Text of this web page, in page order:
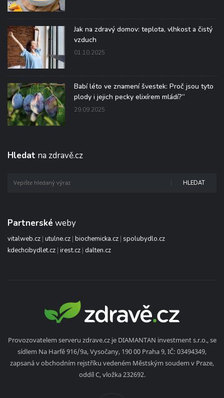
Jak na zdravý domov: teplota, vlhkost a čistý
vzduch
01.10.2025
Babí léto ve znamení švestek: Proč jsou tyto
plody i jejich pecky elixírem mládí?“
29.09.2025
Hledat na zdravě.cz
HLEDAT
Partnerské weby
vitalweb.cz | utulne.cz | biochemicka.cz | spolubydlo.cz
kdechcibydlet.cz | irest.cz | dalten.cz
Provozovatelem serveru zdrave.cz je DIAMANTAN investment s.r.o., se
sídlem Na Harfě 916/9a, Vysočany, 190 00 Praha 9, IČ: 03494349,
zapsaná v obchodním rejstříku vedeném Městským soudem v Praze,
oddíl C, vložka 232692.